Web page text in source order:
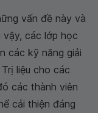
vấn đề này và
các lớp học
các kỹ năng giải
liệu cho các
các thành viên
cải thiện đáng